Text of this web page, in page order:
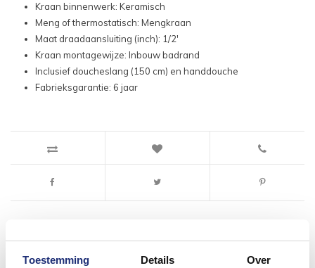
Toestemming Details Over
Kraan binnenwerk: Keramisch
Meng of thermostatisch: Mengkraan
Maat draadaansluiting (inch): 1/2'
Kraan montagewijze: Inbouw badrand
Inclusief doucheslang (150 cm) en handdouche
Fabrieksgarantie: 6 jaar